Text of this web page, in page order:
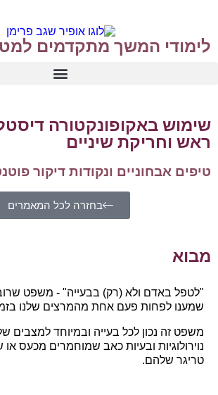
לימודי המשך מתקדמים
שימוש באקופונקטורה
ראש וחריקת שיניים
טיפים אבחוניים ונקודות דיקור
בחזרה לכל המאמרים
מבוא
"לטפל באדם ולא (רק) בבעייה" - משפט
שמענו לפחות פעם אחת מהמרצים שלנו
משפט זה נכון לכל בעייה ובמיוחד למצבים
נוירולוגיות ובעיות כאב שמוחמרים מכעס
טריגר שלהם.